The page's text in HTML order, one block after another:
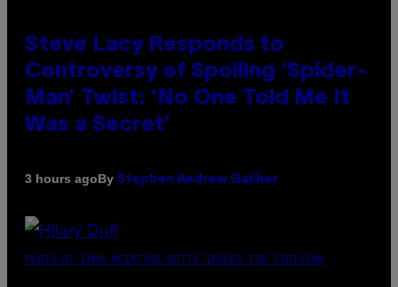
Steve Lacy Responds to
Controversy of Spoiling ‘Spider-
Man’ Twist: ‘No One Told Me It
Was a Secret’
3 hours agoBy Stephen Andrew Galiher
PHOTO BY EMMA MCINTYRE/GETTY IMAGES FOR SIRIUSXM